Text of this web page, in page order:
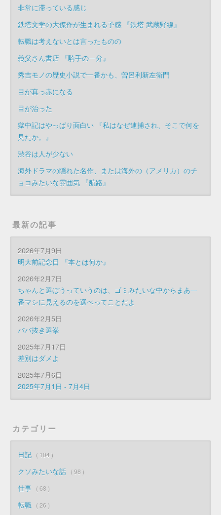
非常に滞っている感じ
鉄塔文学の大傑作が生まれる予感 『鉄塔 武蔵野線』
転職は考えないとは言ったものの
義父さん書店 『騎手の一分』
秀吉モノの歴史小説で一番かも、曽呂利新左衛門
目が真っ赤になる
目が治った
獄中記はやっぱり面白い 『私はなぜ逮捕され、そこで何を
見たか。』
渋谷は人が少ない
海外ドラマの隠れた名作、または海外の（アメリカ）のチ
ョコみたいな雰囲気 『航路』
最新の記事
2026年7月9日
明大前記念日 『本とは何か』
2026年2月7日
ちゃんと選ぼうっていうのは、ゴミみたいな中からまあ一
番マシに見えるのを選べってことだよ
2026年2月5日
ババ抜き選挙
2025年7月17日
差別はダメよ
2025年7月6日
2025年7月1日 - 7月4日
カテゴリー
日記 104
クソみたいな話 98
仕事 68
転職 26